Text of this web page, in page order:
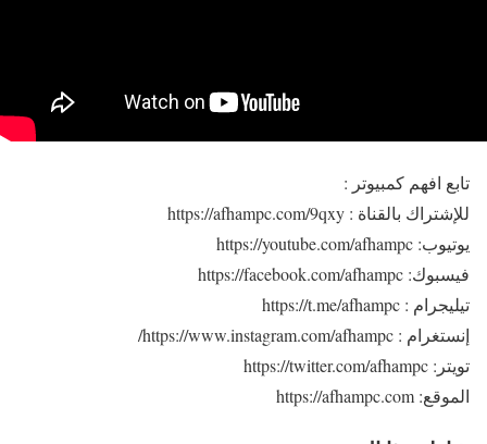
تابع افهم كمبيوتر :
للإشتراك بالقناة : https://afhampc.com/9qxy
يوتيوب: https://youtube.com/afhampc
فيسبوك: https://facebook.com/afhampc
تيليجرام : https://t.me/afhampc
إنستغرام : https://www.instagram.com/afhampc/
تويتر: https://twitter.com/afhampc
الموقع: https://afhampc.com